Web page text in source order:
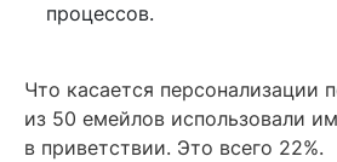
процессов.
Что касается персонализации
из 50 емейлов использовали
в приветствии. Это всего 22%.